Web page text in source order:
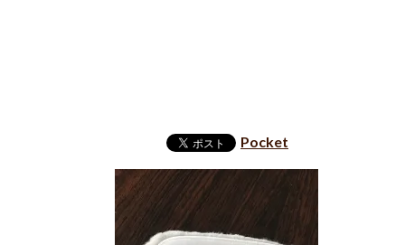
Pocket